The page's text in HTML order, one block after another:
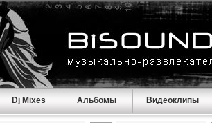
Dj Mixes Альбомы Видеоклипы